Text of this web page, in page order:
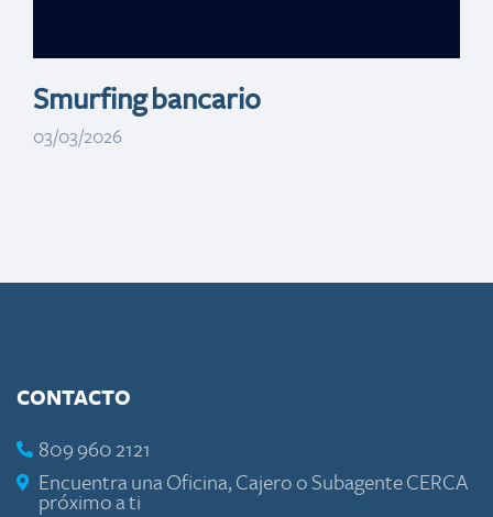
Smurfing bancario
03/03/2026
CONTACTO
809 960 2121
Encuentra una Oficina, Cajero o Subagente CERCA
próximo a ti